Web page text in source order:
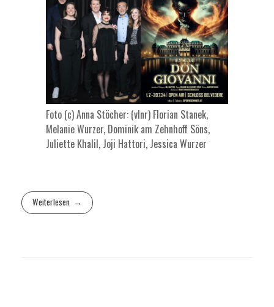
Foto (c) Anna Stöcher: (vlnr) Florian Stanek,
Melanie Wurzer, Dominik am Zehnhoff Söns,
Juliette Khalil, Joji Hattori, Jessica Wurzer
Weiterlesen